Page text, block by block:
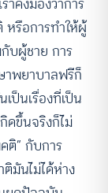
หรือการทำให้ผู้
บผู้ชาย การ
าพยาบาลฟรีก็
ป็นเรื่องที่เป็น
ดขึ้นจริงก็ไม่
ติ” กับการ
มันไม่ได้ห่าง